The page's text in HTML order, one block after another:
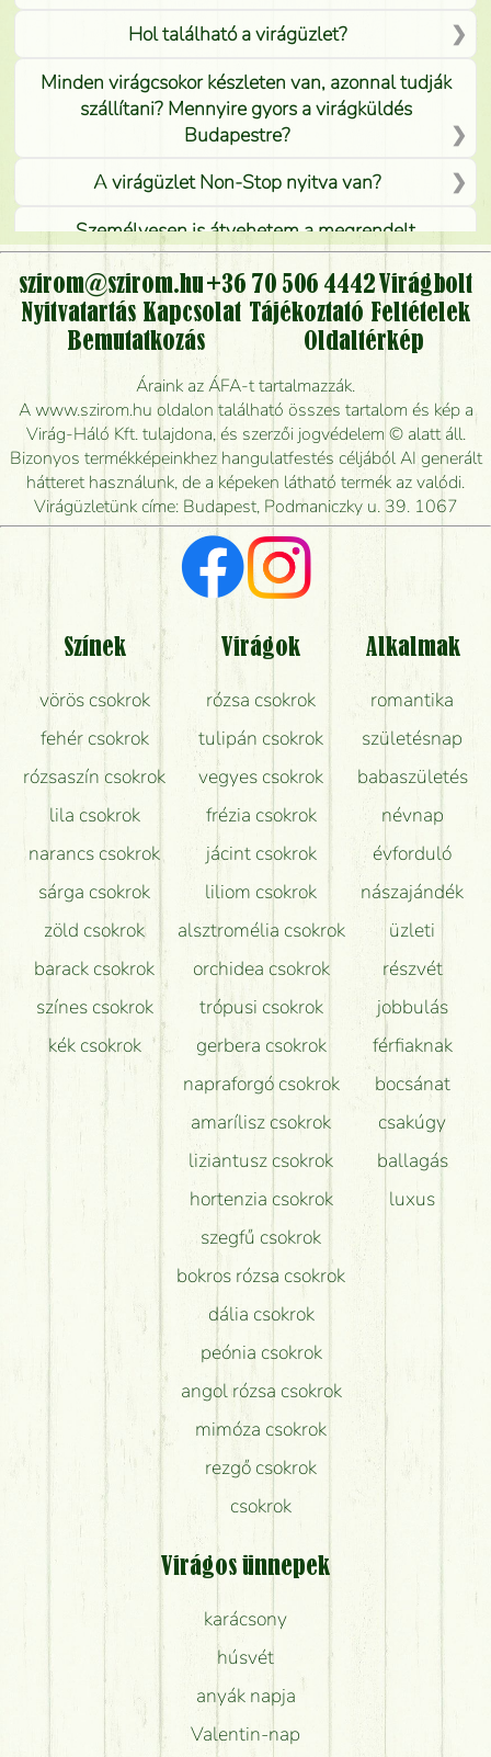
Hol található a virágüzlet?
Minden virágcsokor készleten van, azonnal tudják
szállítani? Mennyire gyors a virágküldés
Budapestre?
A virágüzlet Non-Stop nyitva van?
Személyesen is átvehetem a megrendelt
virágcsokrot, vagy csak virágküldéssel, kiszállítással
kérhető?
Vidékre is lehet rendelni?
Meddig rendelhetek virágküldést úgy, hogy még ma
kiszállítsák?
Mennyire gyorsan tudják elkészíteni a csokrot, és
mikor tudják leghamarabb kiszállítani?
Vörös rózsát keresek, van önöknél?
Milyen visszajelzést kapok a virágküldésről?
Tényleg azt kapom, ami a képen van?
Mit kell tudni a virágcsokrok szállításáról?
Hogy marad a lehető legtovább friss a csokor?
Tudok adventi koszorút vásárolni boltban?
szirom@szirom.hu +36 70 506 4442Virágbolt
Nyitvatartás Kapcsolat Tájékoztató Feltételek
Bemutatkozás
Oldaltérkép
Áraink az ÁFA-t tartalmazzák.
A www.szirom.hu oldalon található összes tartalom és kép a
Virág-Háló Kft. tulajdona, és szerzői jogvédelem © alatt áll.
Bizonyos termékképeinkhez hangulatfestés céljából AI generált
hátteret használunk, de a képeken látható termék az valódi.
Virágüzletünk címe: Budapest, Podmaniczky u. 39. 1067
Színek
vörös csokrok
fehér csokrok
rózsaszín csokrok
lila csokrok
narancs csokrok
sárga csokrok
zöld csokrok
barack csokrok
színes csokrok
kék csokrok
Virágok
rózsa csokrok
tulipán csokrok
vegyes csokrok
frézia csokrok
jácint csokrok
liliom csokrok
alsztromélia csokrok
orchidea csokrok
trópusi csokrok
gerbera csokrok
napraforgó csokrok
amarílisz csokrok
liziantusz csokrok
hortenzia csokrok
szegfű csokrok
bokros rózsa csokrok
dália csokrok
peónia csokrok
angol rózsa csokrok
mimóza csokrok
rezgő csokrok
csokrok
Alkalmak
romantika
születésnap
babaszületés
névnap
évforduló
nászajándék
üzleti
részvét
jobbulás
férfiaknak
bocsánat
csakúgy
ballagás
luxus
Virágos ünnepek
karácsony
húsvét
anyák napja
Valentin-nap